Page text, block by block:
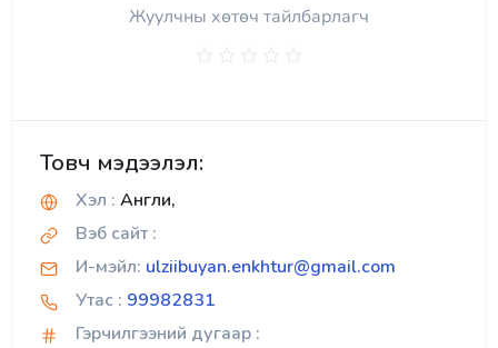
Жуулчны хөтөч тайлбарлагч
Товч мэдээлэл:
Хэл : Англи,
Вэб сайт :
И-мэйл: ulziibuyan.enkhtur@gmail.com
Утас : 99982831
Гэрчилгээний дугаар :